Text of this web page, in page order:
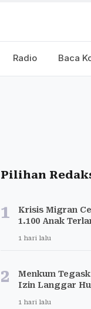
Radio Baca
Pilihan
1
Krisis Migran
1.100 Anak
1 hari lalu
2
Menkum
Izin Langgar
1 hari lalu